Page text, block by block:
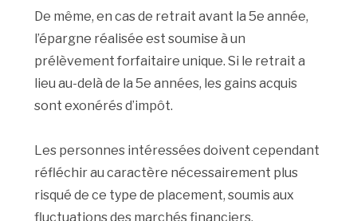
De même, en cas de retrait avant la 5e année,
l’épargne réalisée est soumise à un
prélèvement forfaitaire unique. Si le retrait a
lieu au-delà de la 5e années, les gains acquis
sont exonérés d’impôt.
Les personnes intéressées doivent cependant
réfléchir au caractère nécessairement plus
risqué de ce type de placement, soumis aux
fluctuations des marchés financiers.